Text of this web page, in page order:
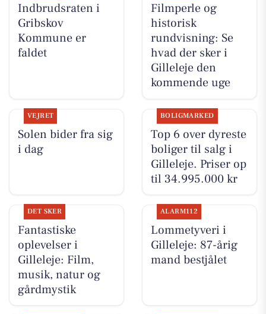
Indbrudsraten i
Gribskov
Kommune er
faldet
Filmperle og
historisk
rundvisning: Se
hvad der sker i
Gilleleje den
kommende uge
VEJRET
Solen bider fra sig
i dag
BOLIGMARKED
Top 6 over dyreste
boliger til salg i
Gilleleje. Priser op
til 34.995.000 kr
DET SKER
Fantastiske
oplevelser i
Gilleleje: Film,
musik, natur og
gårdmystik
ALARM112
Lommetyveri i
Gilleleje: 87-årig
mand bestjålet